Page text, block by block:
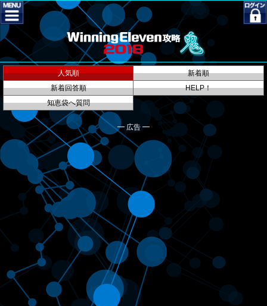
人気順
新着順
新着回答順
HELP！
知恵袋へ質問
━ 広告 ━